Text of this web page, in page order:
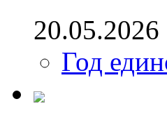
20.05.2026
Год